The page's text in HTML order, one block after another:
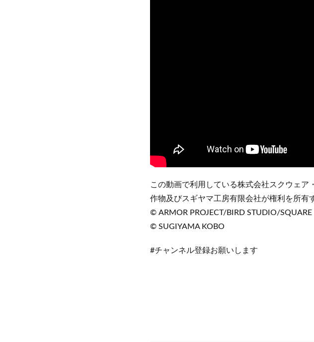
この動画で利用している株式会社スクウェ
作物及びスギヤマ工房有限会社が権利を所有
© ARMOR PROJECT/BIRD STUDIO/SQUARE
© SUGIYAMA KOBO
#チャンネル登録お願いします